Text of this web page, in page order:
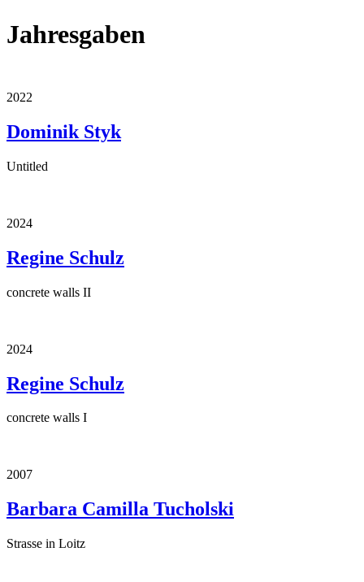
Jahresgaben
2022
Dominik Styk
Untitled
2024
Regine Schulz
concrete walls II
2024
Regine Schulz
concrete walls I
2007
Barbara Camilla Tucholski
Strasse in Loitz